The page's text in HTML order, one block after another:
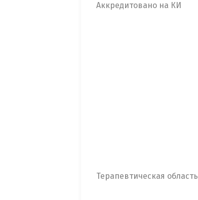
Аккредитовано на КИ
Терапевтическая область